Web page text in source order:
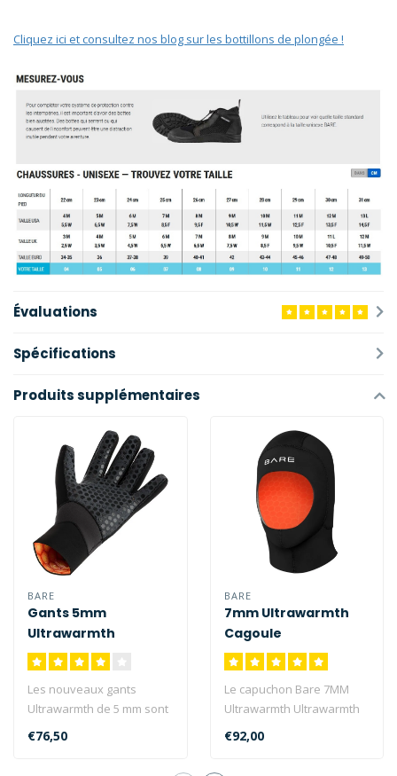
Cliquez ici et consultez nos blog sur les bottillons de plongée !
Évaluations
Spécifications
Produits supplémentaires
BARE
Gants 5mm
Ultrawarmth
Les nouveaux gants
Ultrawarmth de 5 mm sont
équipés de la technologie
€76,50
BARE
7mm Ultrawarmth
Cagoule
Le capuchon Bare 7MM
Ultrawarmth Ultrawarmth
Dry est doté de la
€92,00